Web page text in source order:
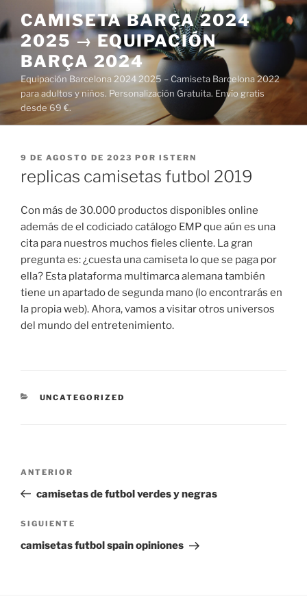
al
contenido
CAMISETA BARÇA 2024
2025 → EQUIPACIÓN
BARÇA 2024
Equipación Barcelona 2024 2025 – Camiseta Barcelona 2022
para adultos y niños. Personalización Gratuita. Envío gratis
desde 69 €.
PUBLICADO
9 DE AGOSTO DE 2023 POR ISTERN
replicas camisetas futbol 2019
Con más de 30.000 productos disponibles online
además de el codiciado catálogo EMP que aún es una
cita para nuestros muchos fieles cliente. La gran
pregunta es: ¿cuesta una camiseta lo que se paga por
ella? Esta plataforma multimarca alemana también
tiene un apartado de segunda mano (lo encontrarás en
la propia web). Ahora, vamos a visitar otros universos
del mundo del entretenimiento.
CATEGORÍAS
UNCATEGORIZED
entradas
Entrada
anterior:
ANTERIOR
camisetas de futbol verdes y negras
Siguiente
entrada
SIGUIENTE
camisetas futbol spain opiniones